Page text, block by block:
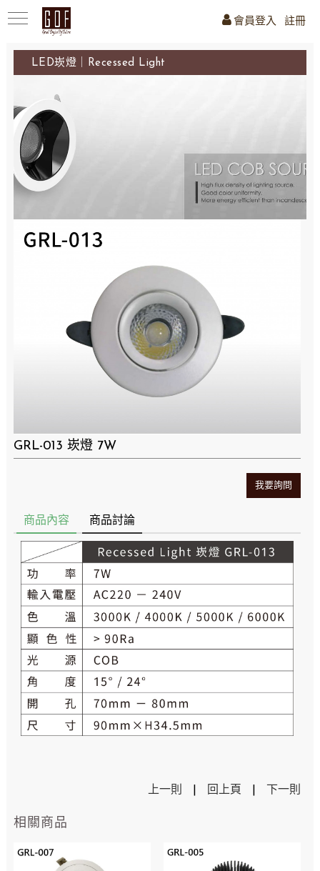
會員登入 註冊
LED崁燈｜Recessed Light
GRL-013 崁燈 7W
我要詢問
商品內容 商品討論
上一則 回上頁 下一則
相關商品